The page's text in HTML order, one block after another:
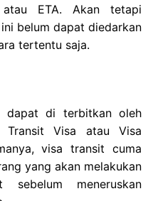
ETA. Akan tetapi
belum dapat diedarkan
tertentu saja.
dapat di terbitkan oleh
Transit Visa atau Visa
visa transit cuma
yang akan melakukan
meneruskan